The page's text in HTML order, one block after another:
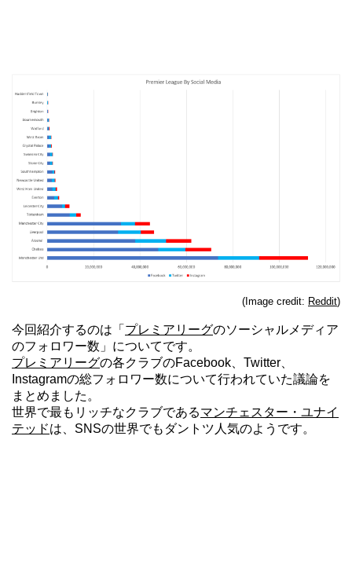
(Image credit: Reddit)
今回紹介するのは「 プレミアリーグのソーシャルメディア
のフォロワー数」についてです。
プレミアリーグの各クラブのFacebook、Twitter、
Instagramの総フォロワー数について行われていた議論を
まとめました。
世界で最もリッチなクラブであるマンチェスター・ユナイ
テッドは、SNSの世界でもダントツ人気のようです。